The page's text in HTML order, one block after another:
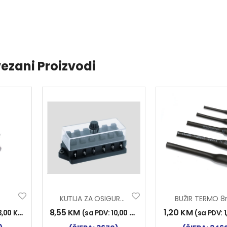
Proizvodi
KM
KUTIJA ZA OSIGURAČE 6/1
8,55 KM (sa PDV:10,00 KM
BUŽIR TERMO
1,20 KM (sa PDV: